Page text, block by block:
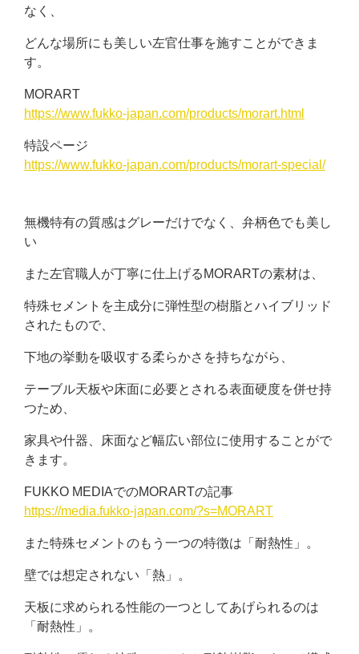
なく、
どんな場所にも美しい左官仕事を施すことができま
す。
MORART
https://www.fukko-japan.com/products/morart.html
特設ページ
https://www.fukko-japan.com/products/morart-special/
無機特有の質感はグレーだけでなく、弁柄色でも美し
い
また左官職人が丁寧に仕上げるMORARTの素材は、
特殊セメントを主成分に弾性型の樹脂とハイブリッド
されたもので、
下地の挙動を吸収する柔らかさを持ちながら、
テーブル天板や床面に必要とされる表面硬度を併せ持
つため、
家具や什器、床面など幅広い部位に使用することがで
きます。
FUKKO MEDIAでのMORARTの記事
https://media.fukko-japan.com/?s=MORART
また特殊セメントのもう一つの特徴は「耐熱性」。
壁では想定されない「熱」。
天板に求められる性能の一つとしてあげられるのは
「耐熱性」。